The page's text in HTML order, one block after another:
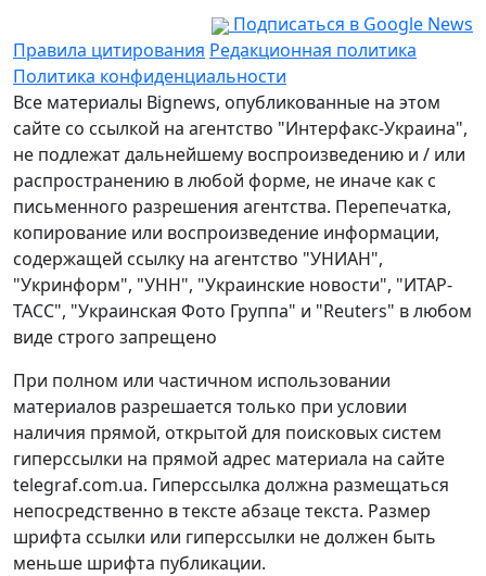
Подписаться в Google News
Правила цитирования Редакционная политика
Политика конфиденциальности
Все материалы Bignews, опубликованные на этом
сайте со ссылкой на агентство "Интерфакс-Украина",
не подлежат дальнейшему воспроизведению и / или
распространению в любой форме, не иначе как с
письменного разрешения агентства. Перепечатка,
копирование или воспроизведение информации,
содержащей ссылку на агентство "УНИАН",
"Укринформ", "УНН", "Украинские новости", "ИТАР-
ТАСС", "Украинская Фото Группа" и "Reuters" в любом
виде строго запрещено
При полном или частичном использовании
материалов разрешается только при условии
наличия прямой, открытой для поисковых систем
гиперссылки на прямой адрес материала на сайте
telegraf.com.ua. Гиперссылка должна размещаться
непосредственно в тексте абзаце текста. Размер
шрифта ссылки или гиперссылки не должен быть
меньше шрифта публикации.